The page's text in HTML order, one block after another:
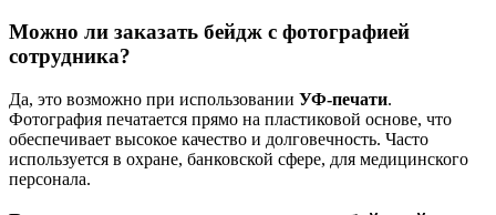
Можно ли заказать бейдж с фотографией
сотрудника?
Да, это возможно при использовании УФ-печати.
Фотография печатается прямо на пластиковой основе, что
обеспечивает высокое качество и долговечность. Часто
используется в охране, банковской сфере, для медицинского
персонала.